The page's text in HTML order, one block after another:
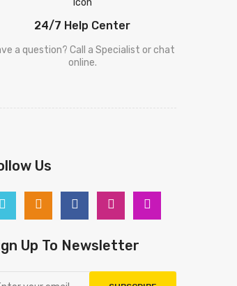
24/7 Help Center
a question? Call a Specialist or chat
online.
Us
Up To Newsletter